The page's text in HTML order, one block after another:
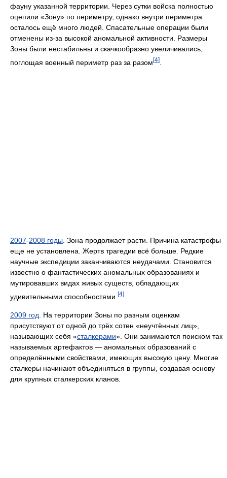
фауну указанной территории. Через сутки войска полностью
оцепили «Зону» по периметру, однако внутри периметра
осталось ещё много людей. Спасательные операции были
отменены из-за высокой аномальной активности. Размеры
Зоны были нестабильны и скачкообразно увеличивались,
поглощая военный периметр раз за разом[4]
2007-2008 годы. Зона продолжает расти. Причина катастрофы
еще не установлена. Жертв трагедии всё больше. Редкие
научные экспедиции заканчиваются неудачами. Становится
известно о фантастических аномальных образованиях и
мутировавших видах живых существ, обладающих
удивительными способностями. [4]
2009 год . На территории Зоны по разным оценкам
присутствуют от одной до трёх сотен «неучтённых лиц»,
называющих себя «сталкерами». Они занимаются поиском так
называемых артефактов — аномальных образований с
определёнными свойствами, имеющих высокую цену. Многие
сталкеры начинают объединяться в группы, создавая основу
для крупных сталкерских кланов.